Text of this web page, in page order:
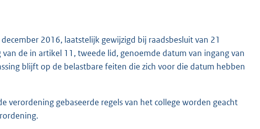
2016, laatstelijk gewijzigd bij raadsbesluit van 21
de in artikel 11, tweede lid, genoemde datum van ingang van
blijft op de belastbare feiten die zich voor die datum hebben
verordening gebaseerde regels van het college worden geacht